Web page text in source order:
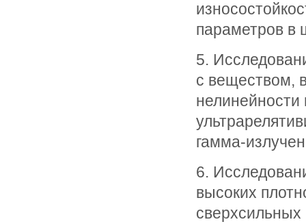
параметров в
5.
с веществом,
нелинейности
гамма-
6.
высоких